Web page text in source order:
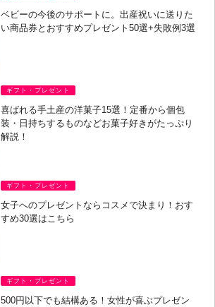
ベビーの今後のサポートに。出産祝いに送りた
い商品券とおすすめプレゼント50選+失敗例3選
ギフト・プレゼント
喜ばれる手土産の洋菓子15選！定番から個包
装・日持ちするものなどお菓子好きがたっぷり
解説！
ギフト・プレゼント
女子へのプレゼントならコスメで決まり！おす
すめ30選はこちら
ギフト・プレゼント
500円以下でも結構ある！女性が喜ぶプレゼン